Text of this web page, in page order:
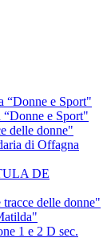
“Donne e Sport"
“Donne e Sport"
delle donne"
di Offagna
DE
delle donne"
1 e 2 D sec.